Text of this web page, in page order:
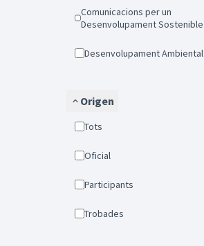
Comunicacions per un
Desenvolupament Sostenible
Desenvolupament Ambiental
Origen
Tots
Oficial
Participants
Trobades